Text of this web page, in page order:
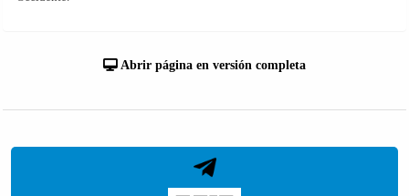
Abrir página en versión completa